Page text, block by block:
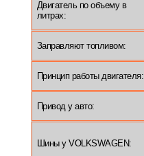
Двигатель по объему в
литрах:
Заправляют топливом:
Принцип работы двигателя:
Привод у авто:
Шины у VOLKSWAGEN: